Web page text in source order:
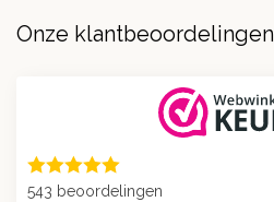
Onze klantbeoordelingen
543 beoordelingen